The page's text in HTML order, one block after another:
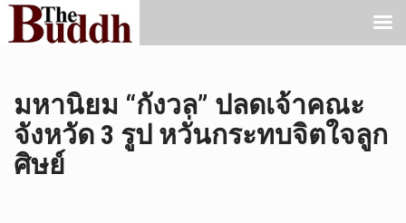
มหานิยม “กังวล” ปลดเจ้าคณะ
จังหวัด 3 รูป หวั่นกระทบจิตใจลูก
ศิษย์